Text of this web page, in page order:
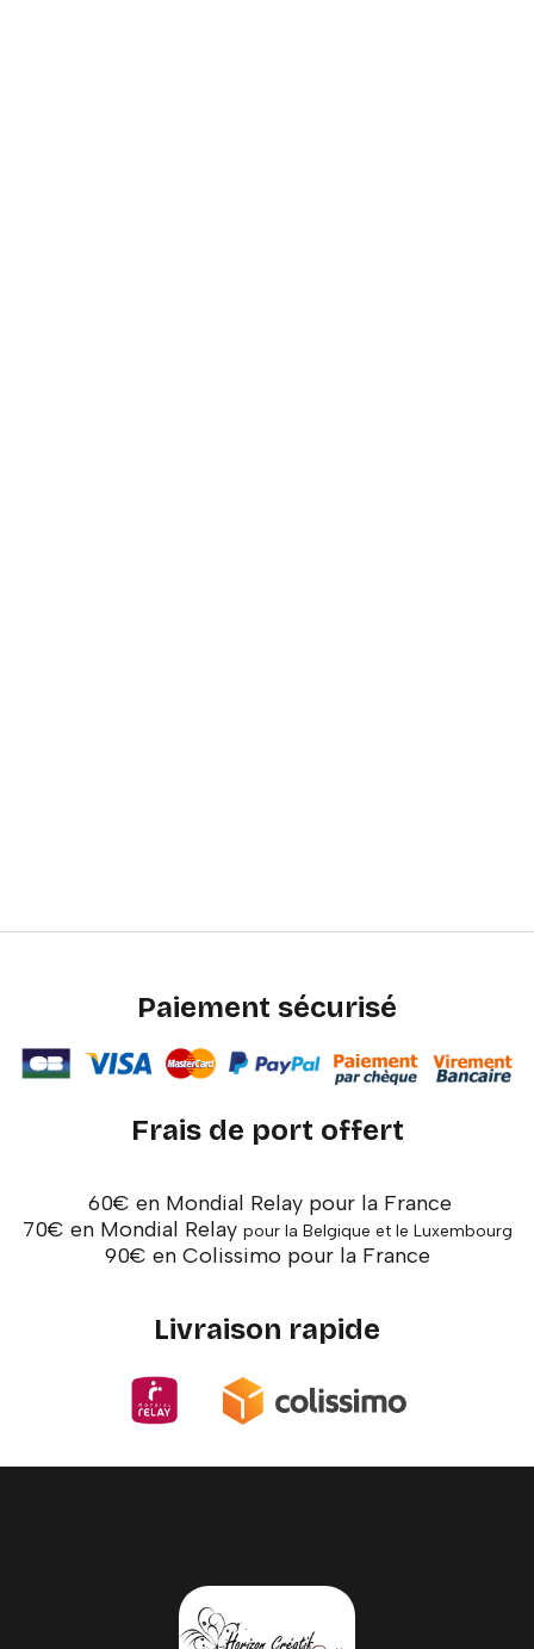
Paiement sécurisé
Frais de port offert
60€ en Mondial Relay pour la France
70€ en Mondial Relay pour la Belgique et le Luxembourg
90€ en Colissimo pour la France
Livraison rapide